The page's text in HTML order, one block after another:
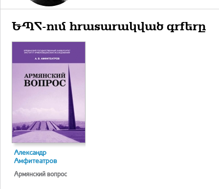
ԵՊՀ-ում հրատարակված գրքերը
Александр
Амфитеатров
Армянский вопрос